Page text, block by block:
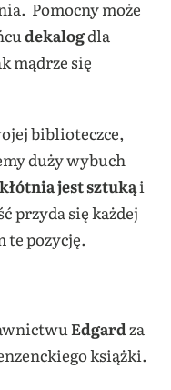
Pomocny może
dekalogdla
mądrze się
biblioteczce,
duży wybuch
kłótnia jest sztukąi
przyda się każdej
te pozycję.
Edgardza
książki.